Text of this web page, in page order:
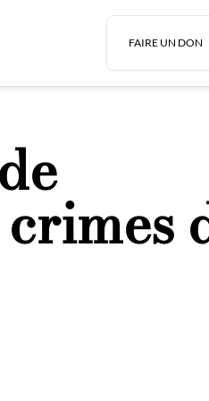
FAIRE UN DON